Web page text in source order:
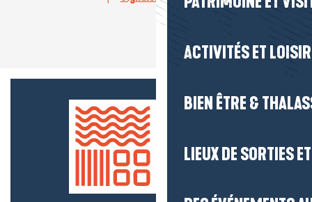
ACTIVITÉS ET
BIEN ÊTRE &
LIEUX DE SORTIES